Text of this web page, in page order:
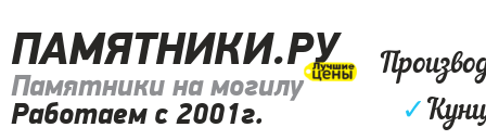
ПАМЯТНИКИ.РУ
Памятники на могилу
Работаем с 2001г.
✓